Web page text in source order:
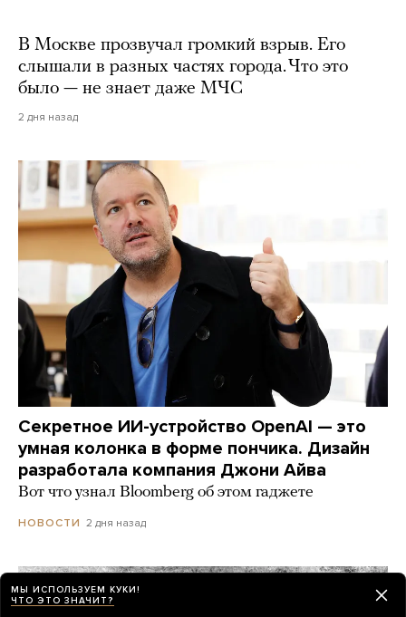
В Москве прозвучал громкий взрыв. Его
слышали в разных частях города. Что это
было — не знает даже МЧС
2 дня назад
Секретное ИИ-устройство OpenAI — это
умная колонка в форме пончика. Дизайн
разработала компания Джони Айва
Вот что узнал Bloomberg об этом гаджете
НОВОСТИ 2 дня назад
МЫ ИСПОЛЬЗУЕМ КУКИ!
ЧТО ЭТО ЗНАЧИТ?